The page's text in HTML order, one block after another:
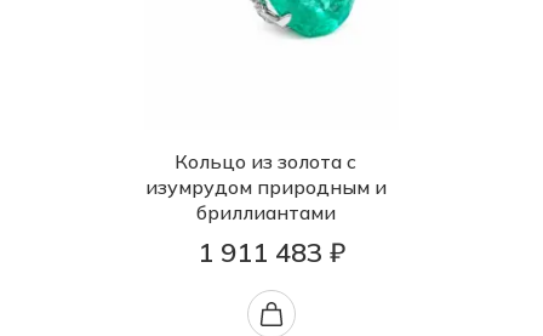
Кольцо из золота с
изумрудом природным и
бриллиантами
1 911 483 ₽